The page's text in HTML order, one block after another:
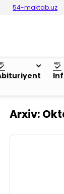
54-maktab.uz
Arxiv: